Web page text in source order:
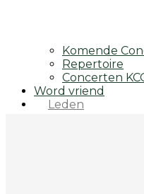
Komende
Repertoire
Concerten
Word vriend
Leden